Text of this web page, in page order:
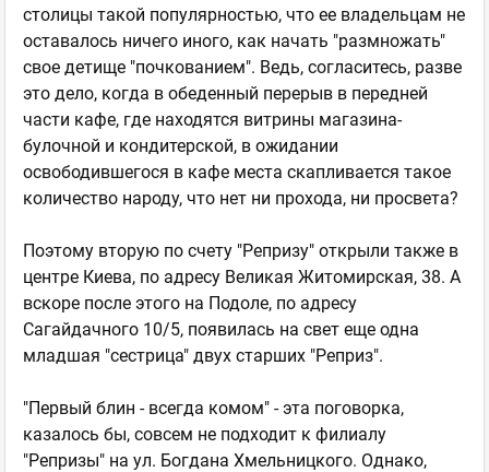
столицы такой популярностью, что ее владельцам не
оставалось ничего иного, как начать "размножать"
свое детище "почкованием". Ведь, согласитесь, разве
это дело, когда в обеденный перерыв в передней
части кафе, где находятся витрины магазина-
булочной и кондитерской, в ожидании
освободившегося в кафе места скапливается такое
количество народу, что нет ни прохода, ни просвета?
Поэтому вторую по счету "Репризу" открыли также в
центре Киева, по адресу Великая Житомирская, 38. А
вскоре после этого на Подоле, по адресу
Сагайдачного 10/5, появилась на свет еще одна
младшая "сестрица" двух старших "Реприз".
"Первый блин - всегда комом" - эта поговорка,
казалось бы, совсем не подходит к филиалу
"Репризы" на ул. Богдана Хмельницкого. Однако,